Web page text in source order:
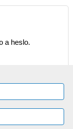
a heslo.